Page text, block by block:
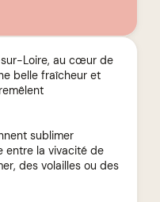
sur-Loire, au cœur de
belle fraîcheur et
sublimer
entre la vivacité de
des volailles ou des